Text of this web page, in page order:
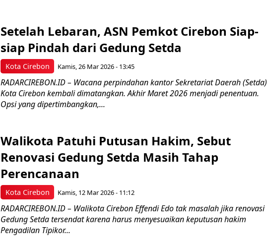
Kota Cirebon
Setelah Lebaran, ASN Pemkot Cirebon Siap-
siap Pindah dari Gedung Setda
Kamis, 26 Mar 2026 - 13:45
RADARCIREBON.ID – Wacana perpindahan kantor Sekretariat Daerah (Setda)
Kota Cirebon kembali dimatangkan. Akhir Maret 2026 menjadi penentuan.
Opsi yang dipertimbangkan,...
Kota Cirebon
Walikota Patuhi Putusan Hakim, Sebut
Renovasi Gedung Setda Masih Tahap
Perencanaan
Kamis, 12 Mar 2026 - 11:12
RADARCIREBON.ID – Walikota Cirebon Effendi Edo tak masalah jika renovasi
Gedung Setda tersendat karena harus menyesuaikan keputusan hakim
Pengadilan Tipikor...